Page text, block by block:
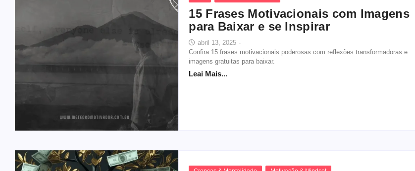
15 Frases Motivacionais com Imagens
para Baixar e se Inspirar
abril 13, 2025 -
Confira 15 frases motivacionais poderosas com reflexões transformadoras e
imagens gratuitas para baixar.
Leai Mais...